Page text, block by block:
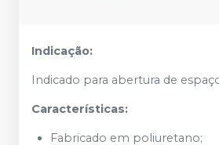
Indicação:
Indicado para abertura de
Características:
Fabricado em poliuretano;